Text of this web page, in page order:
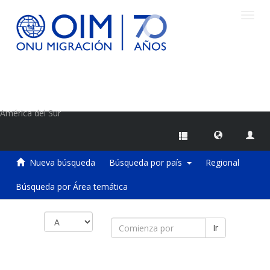
América del Sur
Nueva búsqueda Búsqueda por país Regional
Búsqueda por Área temática
Ir